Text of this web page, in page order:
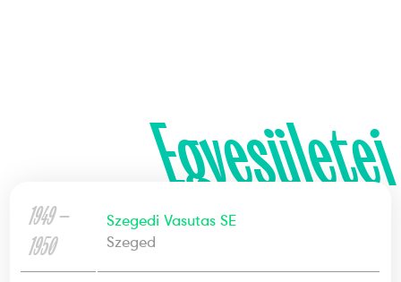
Egyesületei
1949 —
1950
Szegedi Vasutas SE
Szeged